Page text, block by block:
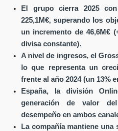
El grupo cierra 2025
225,1M€, superando los
un incremento de 46,6M€
divisa constante).
A nivel de ingresos, el
lo que representa un
frente al año 2024 (un 13%
España, la división
generación de valor
desempeño en ambos
La compañía mantiene